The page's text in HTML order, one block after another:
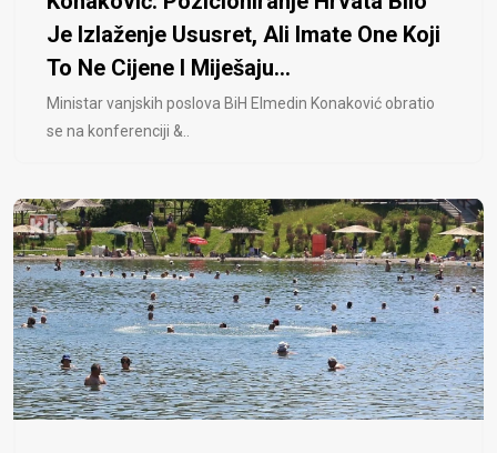
Je Izlaženje Ususret, Ali Imate One Koji
To Ne Cijene I Miješaju...
Ministar vanjskih poslova BiH Elmedin Konaković obratio
se na konferenciji &..